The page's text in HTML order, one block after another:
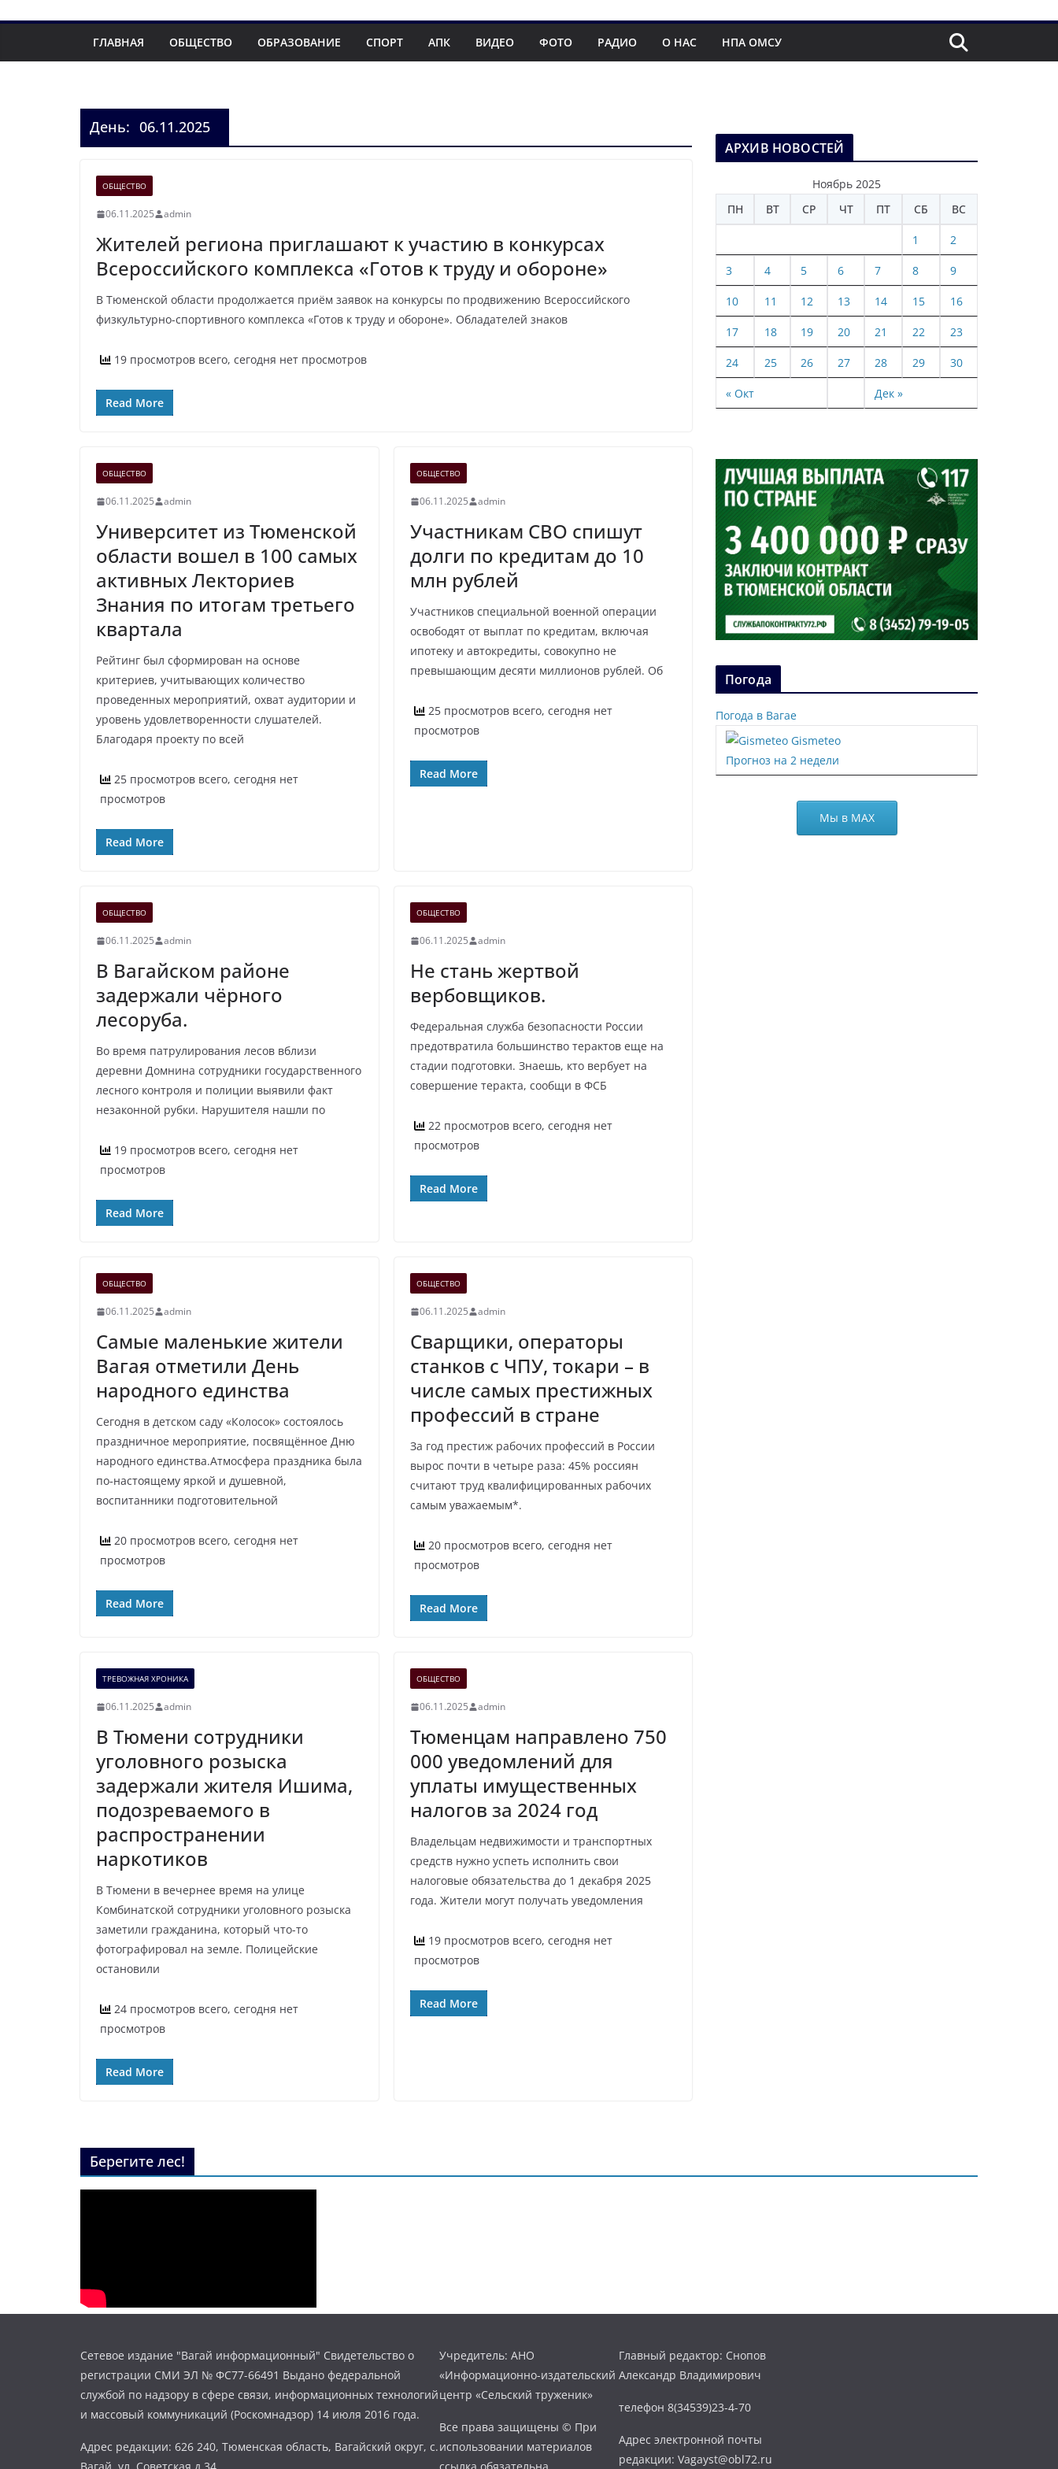
ГЛАВНАЯ ОБЩЕСТВО ОБРАЗОВАНИЕ СПОРТ АПК ВИДЕО ФОТО РАДИО О НАС НПА ОМСУ
День: 06.11.2025
ОБЩЕСТВО
06.11.2025 admin
Жителей региона приглашают к участию в конкурсах
Всероссийского комплекса «Готов к труду и обороне»
В Тюменской области продолжается приём заявок на конкурсы по продвижению Всероссийского
физкультурно-спортивного комплекса «Готов к труду и обороне». Обладателей знаков
19 просмотров всего, сегодня нет просмотров
Read More
ОБЩЕСТВО
06.11.2025 admin
Университет из Тюменской
области вошел в 100 самых
активных Лекториев
Знания по итогам третьего
квартала
Рейтинг был сформирован на основе
критериев, учитывающих количество
проведенных мероприятий, охват аудитории и
уровень удовлетворенности слушателей.
Благодаря проекту по всей
25 просмотров всего, сегодня нет
просмотров
Read More
ОБЩЕСТВО
06.11.2025 admin
Участникам СВО спишут
долги по кредитам до 10
млн рублей
Участников специальной военной операции
освободят от выплат по кредитам, включая
ипотеку и автокредиты, совокупно не
превышающим десяти миллионов рублей. Об
25 просмотров всего, сегодня нет
просмотров
Read More
ОБЩЕСТВО
06.11.2025 admin
В Вагайском районе
задержали чёрного
лесоруба.
Во время патрулирования лесов вблизи
деревни Домнина сотрудники государственного
лесного контроля и полиции выявили факт
незаконной рубки. Нарушителя нашли по
19 просмотров всего, сегодня нет
просмотров
Read More
ОБЩЕСТВО
06.11.2025 admin
Не стань жертвой
вербовщиков.
Федеральная служба безопасности России
предотвратила большинство терактов еще на
стадии подготовки. Знаешь, кто вербует на
совершение теракта, сообщи в ФСБ
22 просмотров всего, сегодня нет
просмотров
Read More
ОБЩЕСТВО
06.11.2025 admin
Самые маленькие жители
Вагая отметили День
народного единства
Сегодня в детском саду «Колосок» состоялось
праздничное мероприятие, посвящённое Дню
народного единства.Атмосфера праздника была
по‑настоящему яркой и душевной,
воспитанники подготовительной
20 просмотров всего, сегодня нет
просмотров
Read More
ОБЩЕСТВО
06.11.2025 admin
Сварщики, операторы
станков с ЧПУ, токари – в
числе самых престижных
профессий в стране
За год престиж рабочих профессий в России
вырос почти в четыре раза: 45% россиян
считают труд квалифицированных рабочих
самым уважаемым*.
20 просмотров всего, сегодня нет
просмотров
Read More
ТРЕВОЖНАЯ ХРОНИКА
06.11.2025 admin
В Тюмени сотрудники
уголовного розыска
задержали жителя Ишима,
подозреваемого в
распространении
наркотиков
В Тюмени в вечернее время на улице
Комбинатской сотрудники уголовного розыска
заметили гражданина, который что-то
фотографировал на земле. Полицейские
остановили
24 просмотров всего, сегодня нет
просмотров
Read More
ОБЩЕСТВО
06.11.2025 admin
Тюменцам направлено 750
000 уведомлений для
уплаты имущественных
налогов за 2024 год
Владельцам недвижимости и транспортных
средств нужно успеть исполнить свои
налоговые обязательства до 1 декабря 2025
года. Жители могут получать уведомления
19 просмотров всего, сегодня нет
просмотров
Read More
АРХИВ НОВОСТЕЙ
Ноябрь 2025
ПН
ВТ СР ЧТ ПТ СБ ВС
« Окт Дек »
1 2
3 4 5 6 7 8 9
10 11 12 13 14 15 16
17 18 19 20 21 22 23
24 25 26 27 28 29 30
Погода
Погода в Вагае
Gismeteo
Прогноз на 2 недели
Мы в МАХ
Берегите лес!
Сетевое издание "Вагай информационный" Свидетельство о
регистрации СМИ ЭЛ № ФС77-66491 Выдано федеральной
службой по надзору в сфере связи, информационных технологий
и массовый коммуникаций (Роскомнадзор) 14 июля 2016 года.
Адрес редакции: 626 240, Тюменская область, Вагайский округ, с.
Учредитель: АНО
«Информационно-издательский
центр «Сельский труженик»
Все права защищены © При
использовании материалов
Главный редактор: Снопов
Александр Владимирович
телефон 8(34539)23-4-70
Адрес электронной почты
редакции: Vagayst@obl72.ru